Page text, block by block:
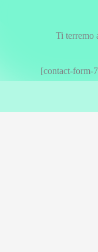
Ti terremo
[contact-